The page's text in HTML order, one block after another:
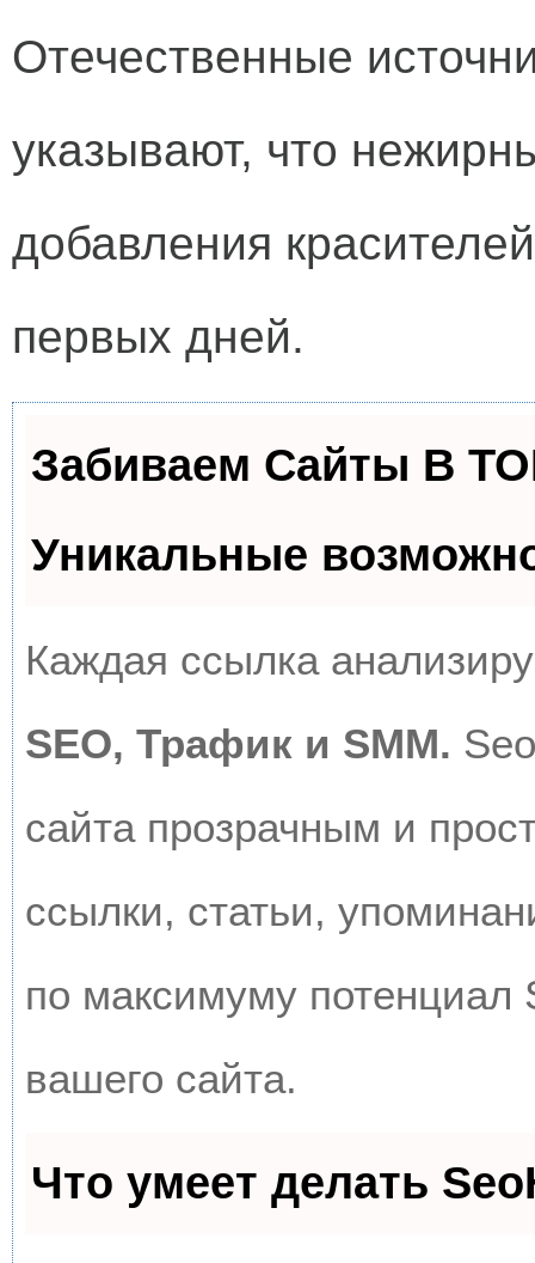
Отечественные
указывают, что
добавления
первых дней.
Забиваем Сайты В
Уникальные
Каждая ссылка
SEO, Трафик и SMM.
сайта прозрачным и
ссылки, статьи,
по максимуму потенциал
вашего сайта.
Что умеет делать